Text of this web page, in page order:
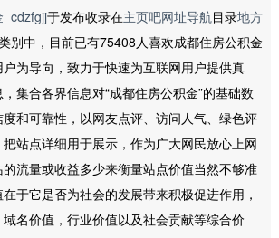
_cdzfgjj于发布收录在主页吧网址导航目录地方
别中，目前已有75408人喜欢成都住房公积金
为导向，致力于快速为互联网用户提供真
集合各界信息对“成都住房公积金”的基础数
和可靠性，以网友点评、访问人气、绿色评
站点详细用于展示，作为广大网民放心上网
流量或收益多少来衡量站点价值当然不够准
于它是否为社会的发展带来积极促进作用，
名价值，行业价值以及社会贡献等综合价